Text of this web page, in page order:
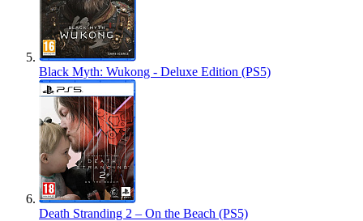
Black Myth: Wukong - Deluxe Edition (PS5)
Death Stranding 2 – On the Beach (PS5)